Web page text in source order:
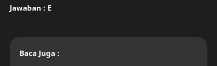
Jawaban : E
Baca Juga :